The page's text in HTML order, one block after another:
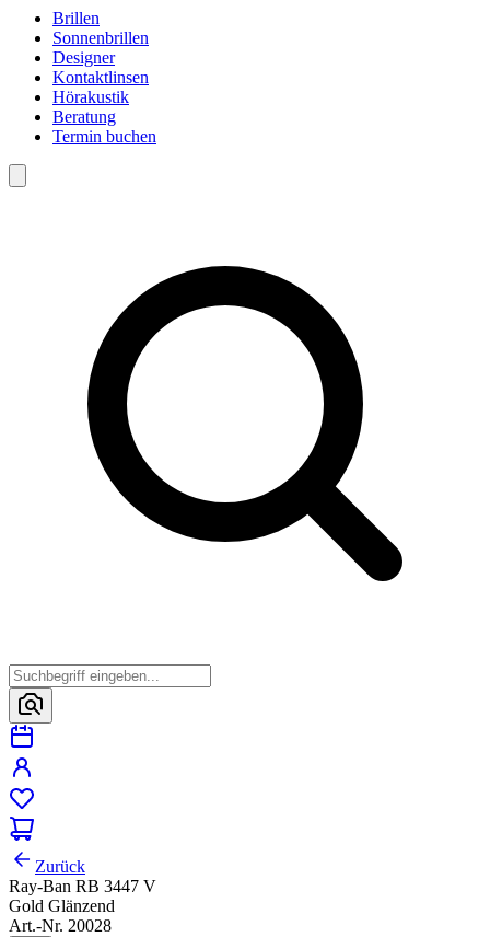
Brillen
Sonnenbrillen
Designer
Kontaktlinsen
Hörakustik
Beratung
Termin buchen
Zurück
Ray-Ban RB 3447 V
Gold Glänzend
Art.-Nr. 20028